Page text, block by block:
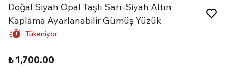
Doğal Siyah Opal Taşlı Sarı-Siyah Altın
Kaplama Ayarlanabilir Gümüş Yüzük
Tükeniyor
₺ 1,700.00